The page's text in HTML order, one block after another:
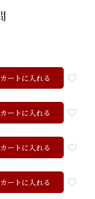
カートに入れる
カートに入れる
カートに入れる
カートに入れる